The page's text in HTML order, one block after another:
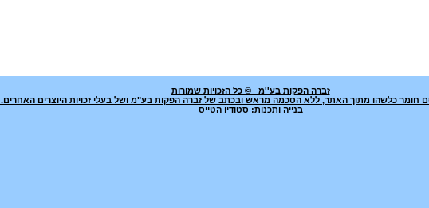
זברה הפקות בע''מ © כל הזכויות שמורות
חומר כלשהו מתוך האתר, ללא הסכמה מראש ובכתב של זברה הפקות בע"מ ושל בעלי זכויות היוצרים האחרים.
בנייה ותכנות: סטודיו הטייס